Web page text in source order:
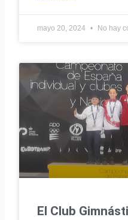
mayo 20, 2024 No hay
El Club